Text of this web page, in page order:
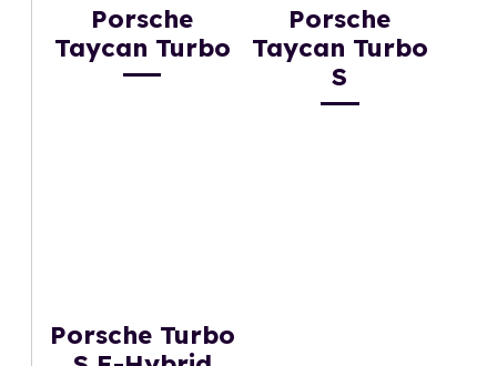
Porsche
Taycan Turbo
Porsche
Taycan Turbo
S
Porsche Turbo